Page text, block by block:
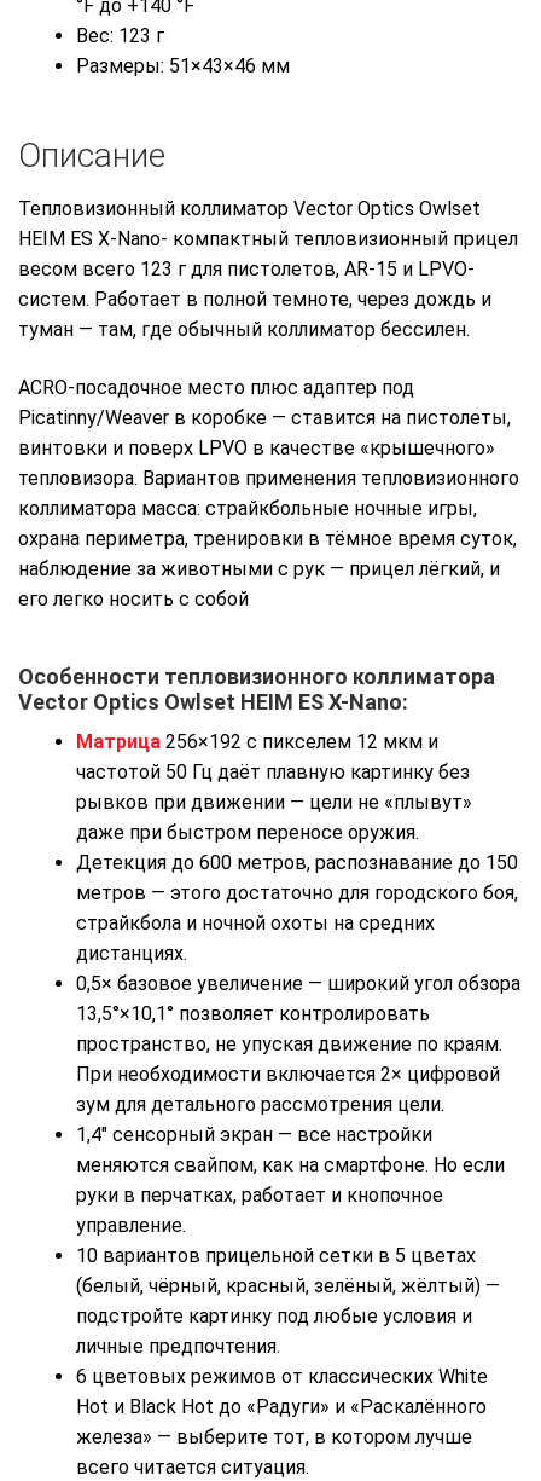
°F до +140 °F
Вес: 123 г
Размеры: 51×43×46 мм
Описание
Тепловизионный коллиматор Vector Optics Owlset
HEIM ES X-Nano- компактный тепловизионный прицел
весом всего 123 г для пистолетов, AR-15 и LPVO-
систем. Работает в полной темноте, через дождь и
туман — там, где обычный коллиматор бессилен.
ACRO-посадочное место плюс адаптер под
Picatinny/Weaver в коробке — ставится на пистолеты,
винтовки и поверх LPVO в качестве «крышечного»
тепловизора. Вариантов применения тепловизионного
коллиматора масса: страйкбольные ночные игры,
охрана периметра, тренировки в тёмное время суток,
наблюдение за животными с рук — прицел лёгкий, и
его легко носить с собой
Особенности тепловизионного коллиматора
Vector Optics Owlset HEIM ES X-Nano:
Матрица 256×192 с пикселем 12 мкм и
частотой 50 Гц даёт плавную картинку без
рывков при движении — цели не «плывут»
даже при быстром переносе оружия.
Детекция до 600 метров, распознавание до 150
метров — этого достаточно для городского боя,
страйкбола и ночной охоты на средних
дистанциях.
0,5× базовое увеличение — широкий угол обзора
13,5°×10,1° позволяет контролировать
пространство, не упуская движение по краям.
При необходимости включается 2× цифровой
зум для детального рассмотрения цели.
1,4″ сенсорный экран — все настройки
меняются свайпом, как на смартфоне. Но если
руки в перчатках, работает и кнопочное
управление.
10 вариантов прицельной сетки в 5 цветах
(белый, чёрный, красный, зелёный, жёлтый) —
подстройте картинку под любые условия и
личные предпочтения.
6 цветовых режимов от классических White
Hot и Black Hot до «Радуги» и «Раскалённого
железа» — выберите тот, в котором лучше
всего читается ситуация.